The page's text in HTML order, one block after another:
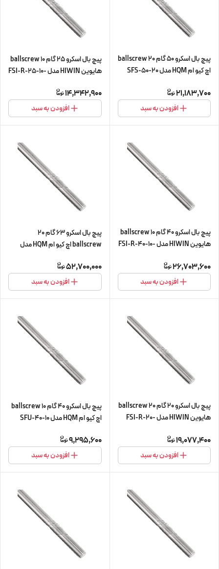
پیچ بال اسکرو 50 گام 20 ballscrew
اچ کیو ام HQM مدل SFS-50-20
21,183,700
افزودن به سبد
پیچ بال اسکرو 25 گام 10 ballscrew
هایوین HIWIN مدل FSI-R-25-10-
14,342,900
افزودن به سبد
پیچ بال اسکرو 40 گام 10 ballscrew
هایوین HIWIN مدل FSI-R-40-10-
26,703,600
افزودن به سبد
پیچ بال اسکرو 63 گام 20
ballscrew اچ کیو ام HQM مدل
وارداتی)
52,700,000
افزودن به سبد
پیچ بال اسکرو 20 گام 20 ballscrew
هایوین HIWIN مدل FSI-R-20-
سی)
19,077,400
افزودن به سبد
پیچ بال اسکرو 40 گام 10 ballscrew
اچ کیو ام HQM مدل SFU-40-10
سی) (اورجینال وارداتی)
9,295,600
افزودن به سبد